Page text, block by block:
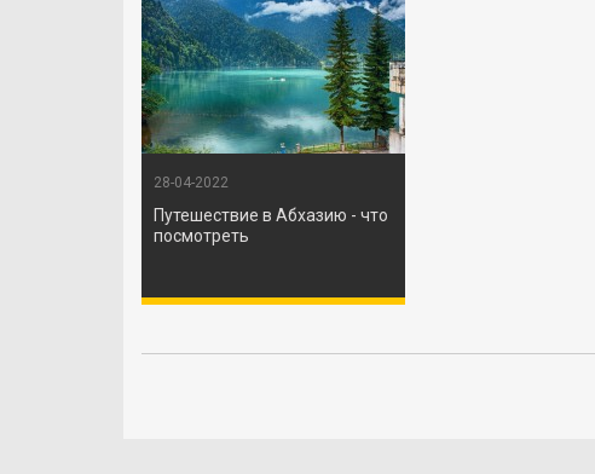
28-04-2022
Путешествие в Абхазию - что
посмотреть